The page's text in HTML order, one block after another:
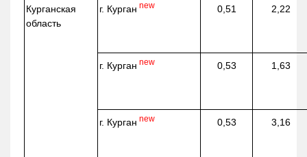
Курганская
область
г. Курган new 0,51 2,22
г. Курган new 0,53 1,63
г. Курган new 0,53 3,16